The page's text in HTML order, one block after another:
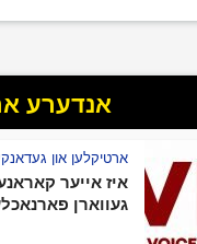
אנדערע
ארטיקלען און
איז אייער
געווארן